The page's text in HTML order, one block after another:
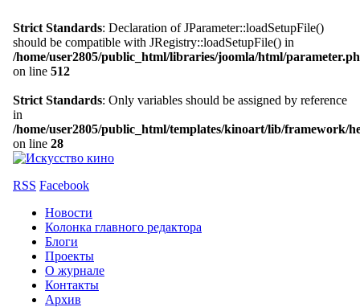
Strict Standards: Declaration of JParameter::loadSetupFile()
should be compatible with JRegistry::loadSetupFile() in
/home/user2805/public_html/libraries/joomla/html/
on line 512
Strict Standards: Only variables should be assigned by reference
in
/home/user2805/public_html/templates/kinoart/lib/framework/
on line 28
RSS Facebook
Новости
Колонка главного редактора
Блоги
Проекты
О журнале
Контакты
Архив